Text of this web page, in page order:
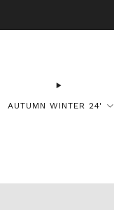
AUTUMN WINTER 24'